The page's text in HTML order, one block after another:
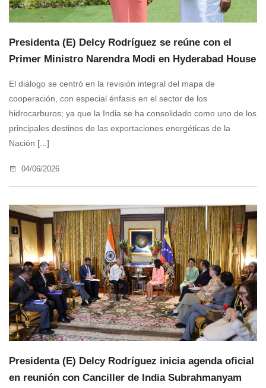
Presidenta (E) Delcy Rodríguez se reúne con el
Primer Ministro Narendra Modi en Hyderabad House
El diálogo se centró en la revisión integral del mapa de
cooperación, con especial énfasis en el sector de los
hidrocarburos; ya que la India se ha consolidado como uno de los
principales destinos de las exportaciones energéticas de la
Nación [...]
04/06/2026
Presidenta (E) Delcy Rodríguez inicia agenda oficial
en reunión con Canciller de India Subrahmanyam